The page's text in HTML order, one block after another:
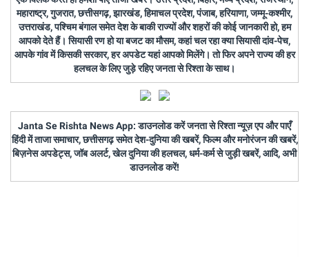
महाराष्ट्र, गुजरात, छत्तीसगढ़, झारखंड, हिमाचल प्रदेश, पंजाब, हरियाणा, जम्मू-कश्मीर,
उत्तराखंड, पश्चिम बंगाल समेत देश के बाकी राज्यों और शहरों की कोई जानकारी हो, हम
आपको देते हैं। सियासी रण हो या बजट का मौसम, कहां चल रहा क्या सियासी दांव-पेच,
आपके गांव में किसकी सरकार, हर अपडेट यहां आपको मिलेंगे। तो फिर अपने राज्य की हर
हलचल के लिए जुड़े रहिए जनता से रिश्ता के साथ।
Janta Se Rishta News App: डाउनलोड करें जनता से रिश्ता न्यूज़ एप और पाएँ
हिंदी में ताजा समाचार, छत्तीसगढ़ समेत देश-दुनिया की खबरें, फिल्म और मनोरंजन की खबरें,
बिज़नेस अपडेट्स, जॉब अलर्ट, खेल दुनिया की हलचल, धर्म-कर्म से जुड़ी खबरें, आदि, अभी
डाउनलोड करें!